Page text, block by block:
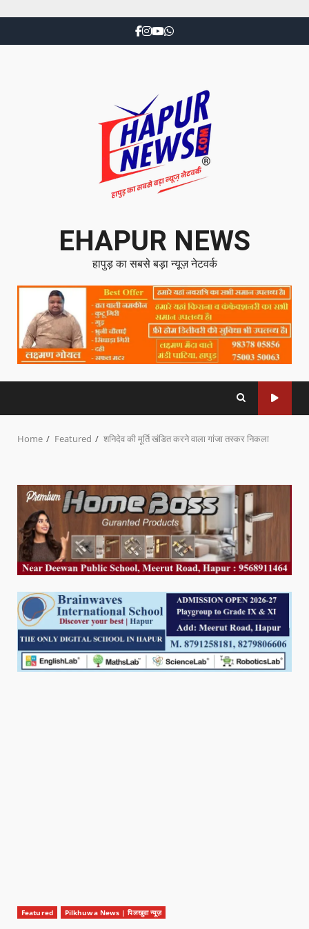
EHAPUR NEWS
हापुड़ का सबसे बड़ा न्यूज़ नेटवर्क
Home Featured शनिदेव की मूर्ति खंडित करने वाला गांजा तस्कर निकला
Featured Pilkhuwa News | पिलखुवा न्यूज़